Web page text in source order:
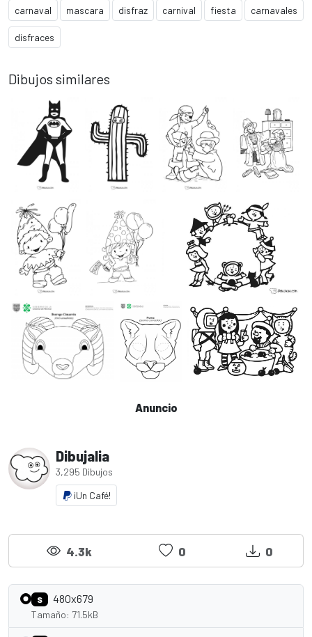
carnaval mascara disfraz carnival fiesta carnavales
disfraces
Dibujos similares
Anuncio
Dibujalia
3,295 Dibujos
¡Un Café!
4.3k 0 0
S 480x679
Tamaño: 71.5kB